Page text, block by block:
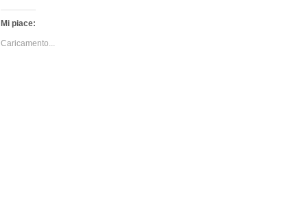
Mi piace:
Caricamento...